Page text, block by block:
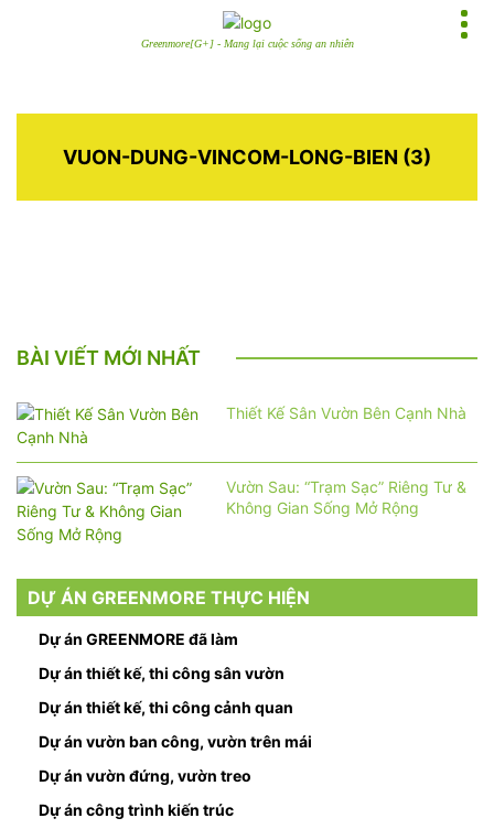
Greenmore[G+] - Mang lại cuộc sống an nhiên
VUON-DUNG-VINCOM-LONG-BIEN (3)
BÀI VIẾT MỚI NHẤT
Thiết Kế Sân Vườn Bên Cạnh Nhà
Vườn Sau: “Trạm Sạc” Riêng Tư &
Không Gian Sống Mở Rộng
DỰ ÁN GREENMORE THỰC HIỆN
Dự án GREENMORE đã làm
Dự án thiết kế, thi công sân vườn
Dự án thiết kế, thi công cảnh quan
Dự án vườn ban công, vườn trên mái
Dự án vườn đứng, vườn treo
Dự án công trình kiến trúc